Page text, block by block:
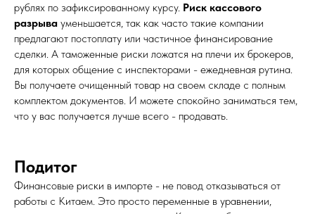
рублях по зафиксированному курсу. Риск кассового
разрыва уменьшается, так как часто такие компании
предлагают постоплату или частичное финансирование
сделки. А таможенные риски ложатся на плечи их брокеров,
для которых общение с инспекторами - ежедневная рутина.
Вы получаете очищенный товар на своем складе с полным
комплектом документов. И можете спокойно заниматься тем,
что у вас получается лучше всего - продавать.
Подитог
Финансовые риски в импорте - не повод отказываться от
работы с Китаем. Это просто переменные в уравнении,